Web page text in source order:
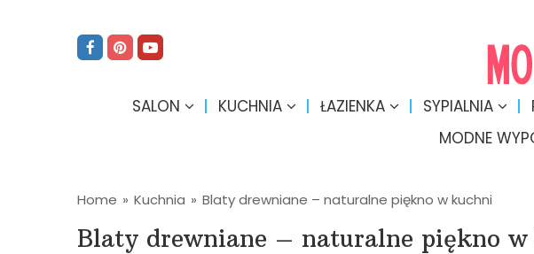
SALON KUCHNIA ŁAZIENKA SYPIALNIA
MODNE
Home » Kuchnia » Blaty drewniane – naturalne piękno w kuchni
Blaty drewniane – naturalne piękno